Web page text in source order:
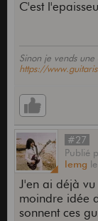
C'est
Sinon je vends
https://
#27
Publié
lemg le
J'en ai déjà
moindre idée
sonnent ces